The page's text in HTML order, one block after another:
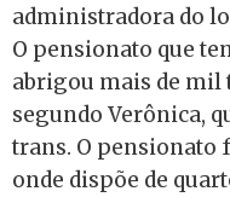
administradora do
O pensionato que
abrigou mais de mil
segundo Verônica,
trans. O pensionato
onde dispõe de